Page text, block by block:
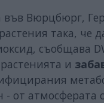
Вюрцбюрг,
така, че
съобщава
и
от атмосферата